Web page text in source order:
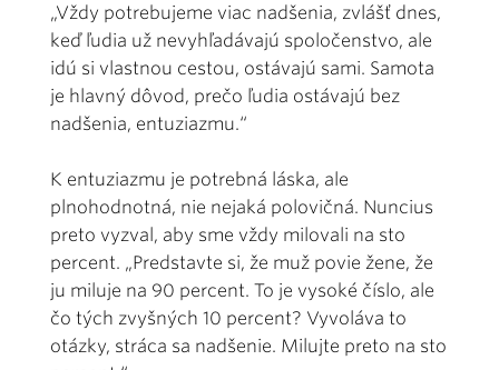
„Vždy potrebujeme viac nadšenia, zvlášť dnes,
keď ľudia už nevyhľadávajú spoločenstvo, ale
idú si vlastnou cestou, ostávajú sami. Samota
je hlavný dôvod, prečo ľudia ostávajú bez
nadšenia, entuziazmu.“
K entuziazmu je potrebná láska, ale
plnohodnotná, nie nejaká polovičná. Nuncius
preto vyzval, aby sme vždy milovali na sto
percent. „Predstavte si, že muž povie žene, že
ju miluje na 90 percent. To je vysoké číslo, ale
čo tých zvyšných 10 percent? Vyvoláva to
otázky, stráca sa nadšenie. Milujte preto na sto